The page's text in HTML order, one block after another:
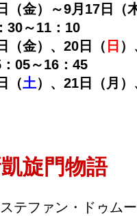
（金）～9月17日（
～11：10
（金）、20日（ 日
05～16：45
（土）、21日（月
旋門物語
テファン・ドゥム